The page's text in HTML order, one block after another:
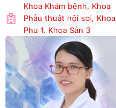
Khoa Khám bệnh, Khoa
Phẫu thuật nội soi, Khoa
Phụ 1, Khoa Sản 3